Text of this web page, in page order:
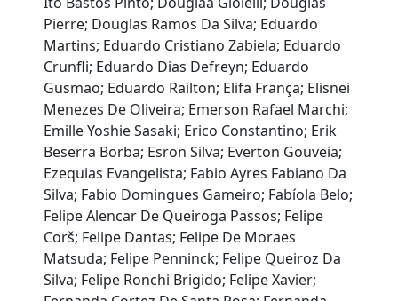
Pierre; Douglas Ramos Da Silva; Eduardo
Martins; Eduardo Cristiano Zabiela; Eduardo
Crunfli; Eduardo Dias Defreyn; Eduardo
Gusmao; Eduardo Railton; Elifa França; Elisnei
Menezes De Oliveira; Emerson Rafael Marchi;
Emille Yoshie Sasaki; Erico Constantino; Erik
Beserra Borba; Esron Silva; Everton Gouveia;
Ezequias Evangelista; Fabio Ayres Fabiano Da
Silva; Fabio Domingues Gameiro; Fabíola Belo;
Felipe Alencar De Queiroga Passos; Felipe
Corš; Felipe Dantas; Felipe De Moraes
Matsuda; Felipe Penninck; Felipe Queiroz Da
Silva; Felipe Ronchi Brigido; Felipe Xavier;